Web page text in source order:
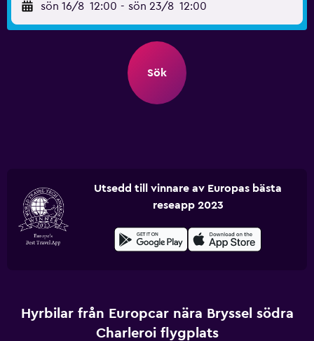
sön 16/8 12:00 - sön 23/8 12:00
Sök
Utsedd till vinnare av Europas bästa
reseapp 2023
Hyrbilar från Europcar nära Bryssel södra
Charleroi flygplats